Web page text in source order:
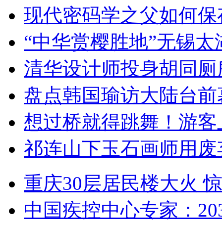
现代密码学之父如何
“中华赏樱胜地”无锡
清华设计师投身胡同
盘点韩国瑜访大陆台
想过桥就得跳舞！游客
祁连山下玉石画师用
重庆30层居民楼大火
中国疾控中心专家：